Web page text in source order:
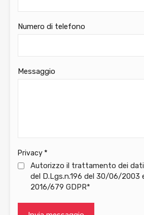
Numero di telefono
Messaggio
Privacy *
Autorizzo il trattamento dei dati
del D.Lgs.n.196 del 30/06/2003
2016/679 GDPR*